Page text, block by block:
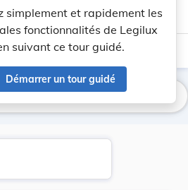
account_circle help Aide
simplement et rapidement les
fonctionnalités de Legilux
suivant ce tour guidé.
Démarrer un tour guidé
light_mode dark_mode